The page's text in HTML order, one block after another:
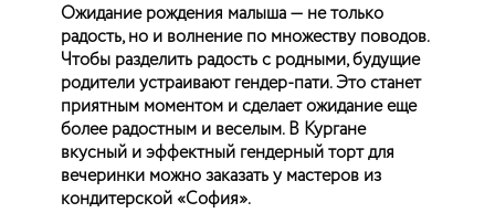
Ожидание рождения малыша — не только
радость, но и волнение по множеству поводов.
Чтобы разделить радость с родными, будущие
родители устраивают гендер-пати. Это станет
приятным моментом и сделает ожидание еще
более радостным и веселым. В Кургане
вкусный и эффектный гендерный торт для
вечеринки можно заказать у мастеров из
кондитерской «София».